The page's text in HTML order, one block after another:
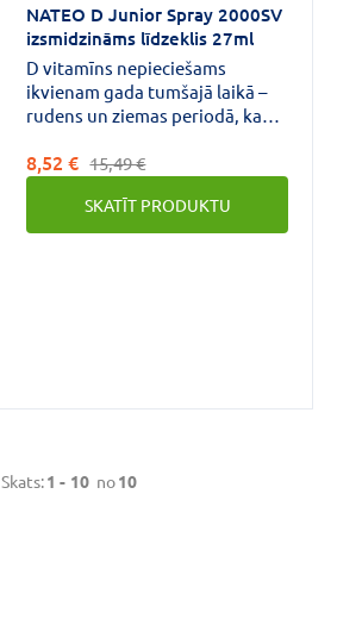
NATEO D Junior Spray 2000SV
izsmidzināms līdzeklis 27ml
D vitamīns nepieciešams
ikvienam gada tumšajā laikā –
rudens un ziemas periodā, kad
gaismas.Īpaši ieteicams
bērniem un pusaudžiem:
straujas augšanas periodā; kuri
daudz laika pavada telpās; kuri
8,52 € 15,49 €
SKATĪT PRODUKTU
Skats:1 - 10 no10